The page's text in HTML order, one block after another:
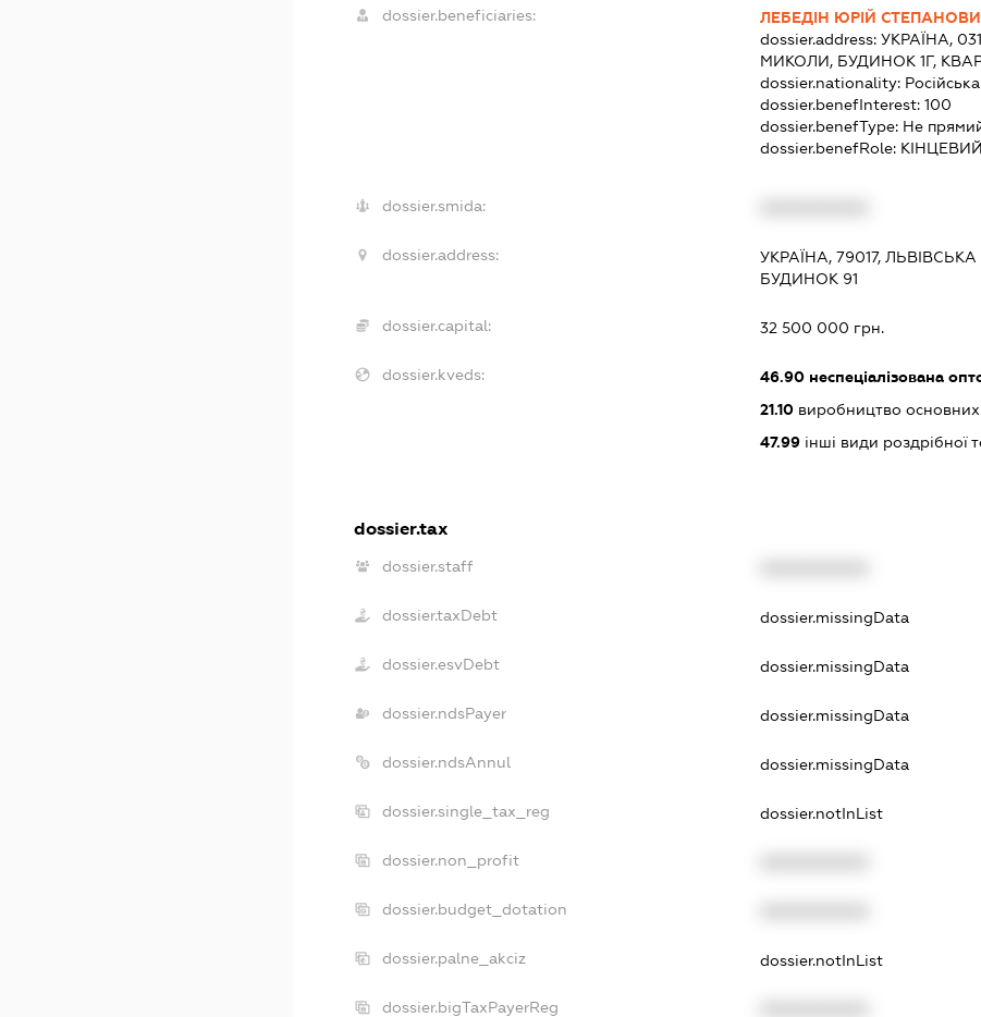
dossier.beneficiaries:
ЛЕБЕДІН ЮРІЙ
dossier.address: УКРАЇНА,
МИКОЛИ, БУДИНОК 1Г,
dossier.nationality:
dossier.benefInterest: 100
dossier.benefType: Не
dossier.benefRole:
dossier.smida:
dossier.address:
УКРАЇНА, 79017,
БУДИНОК 91
dossier.capital: 32 500 000 грн.
dossier.kveds: 46.90неспеціалізована
21.10виробництво основних
47.99інші види роздрібної
dossier.tax
dossier.staff
dossier.taxDebt dossier.missingData
dossier.esvDebt dossier.missingData
dossier.ndsPayer dossier.missingData
dossier.ndsAnnul dossier.missingData
dossier.single_tax_reg dossier.notInList
dossier.non_profit
dossier.budget_dotation
dossier.palne_akciz dossier.notInList
dossier.bigTaxPayerReg